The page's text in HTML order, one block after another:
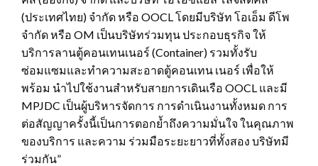
(ประเทศไทย) จำกัด หรือ OOCL โดยมีบริษัท โอเอ็ม ดีโพ
จำกัด หรือ OM เป็นบริษัทร่วมทุน ประกอบธุรกิจ ให้
บริการลานตู้คอนเทนเนอร์ (Container) รวมทั้งรับ
ซ่อมแซมและทำความสะอาดตู้คอนเทน เนอร์ เพื่อให้
พร้อม นำไปใช้งานสำหรับสายการเดินเรือ OOCL และมี
MPJDC เป็นผู้บริหารจัดการ การดำเนินงานทั้งหมด การ
ต่อสัญญาครั้งนี้เป็นการตอกย้ำถึงความมั่นใจ ในคุณภาพ
ของบริการ และความ ร่วมมือระยะยาวที่ทั้งสอง บริษัทมี
ร่วมกัน”